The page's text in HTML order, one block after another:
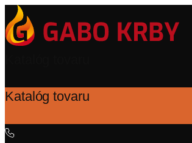
Katalóg tovaru